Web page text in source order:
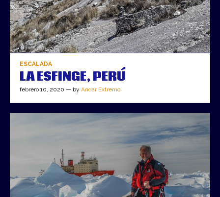
ESCALADA
LA ESFINGE, PERÚ
febrero 10, 2020 — by Andar Extremo